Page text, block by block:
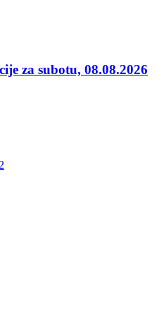
za subotu, 08.08.2026